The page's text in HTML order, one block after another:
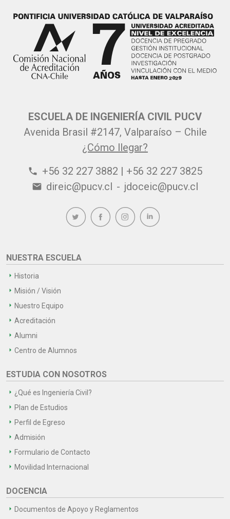
ESCUELA DE INGENIERÍA CIVIL PUCV
Avenida Brasil #2147, Valparaíso – Chile
¿Cómo llegar?
phone +56 32 227 3882 | +56 32 227 3825
email direic@pucv.cl - jdoceic@pucv.cl
NUESTRA ESCUELA
Historia
Misión / Visión
Nuestro Equipo
Acreditación
Alumni
Centro de Alumnos
ESTUDIA CON NOSOTROS
¿Qué es Ingeniería Civil?
Plan de Estudios
Perfil de Egreso
Admisión
Formulario de Contacto
Movilidad Internacional
DOCENCIA
Documentos de Apoyo y Reglamentos